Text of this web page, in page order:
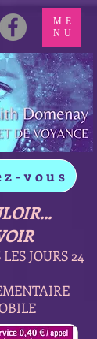
vous
JOURS 24
ME
NU